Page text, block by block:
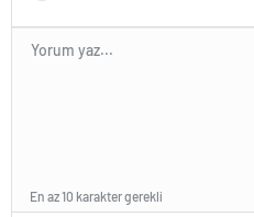
En az 10 karakter gerekli